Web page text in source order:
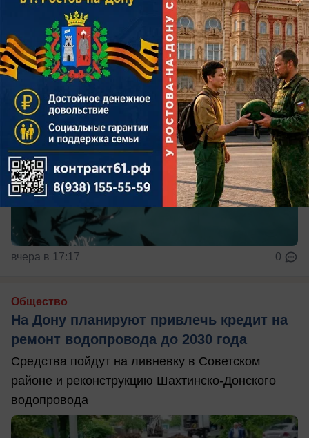
вчера в 17:17 0
Общество
На Дону планируют привлечь кредит на
ремонт водопровода до 2030 года
Средства пойдут на ливневку в Советском
районе и реконструкцию Шахтинско-Донского
водопровода